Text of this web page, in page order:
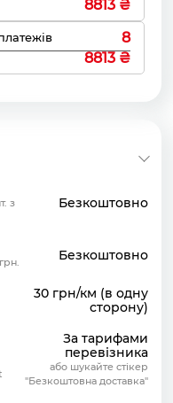
8813 ₴
8
8813 ₴
з
Безкоштовно
Безкоштовно
30 грн/км (в одну
сторону)
За тарифами
перевізника
або шукайте стікер
"Безкоштовна доставка"